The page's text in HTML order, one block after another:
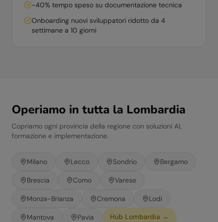
-40% tempo speso su documentazione tecnica
Onboarding nuovi sviluppatori ridotto da 4
settimane a 10 giorni
Operiamo in tutta la Lombardia
Copriamo ogni provincia della regione con soluzioni AI,
formazione e implementazione.
Milano Lecco Sondrio Bergamo
Brescia Como Varese
Monza-Brianza Cremona Lodi
Mantova Pavia Hub Lombardia →